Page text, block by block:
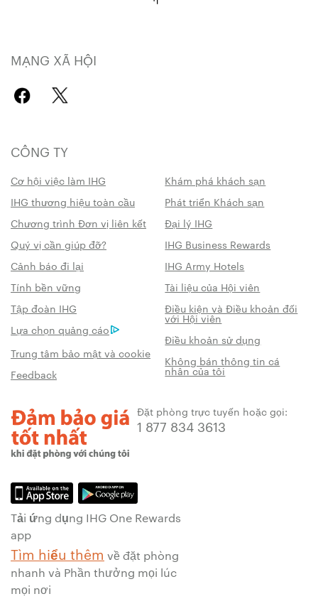
MẠNG XÃ HỘI
CÔNG TY
Cơ hội việc làm IHG
Khám phá khách sạn
IHG thương hiệu toàn cầu
Phát triển Khách sạn
Chương trình Đơn vị liên kết
Đại lý IHG
Quý vị cần giúp đỡ?
IHG Business Rewards
Cảnh báo đi lại
IHG Army Hotels
Tính bền vững
Tài liệu của Hội viên
Tập đoàn IHG
Điều kiện và Điều khoản đối
với Hội viên
Lựa chọn quảng cáo
Điều khoản sử dụng
Trung tâm bảo mật và cookie
Không bán thông tin cá
nhân của tôi
Feedback
Đặt phòng trực tuyến hoặc gọi:
1 877 834 3613
Tải ứng dụng IHG One Rewards
app
Tìm hiểu thêm về đặt phòng
nhanh và Phần thưởng mọi lúc
mọi nơi